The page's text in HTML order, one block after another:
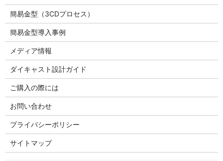
簡易金型（3CDプロセス）
簡易金型導入事例
メディア情報
ダイキャスト設計ガイド
ご購入の際には
お問い合わせ
プライバシーポリシー
サイトマップ